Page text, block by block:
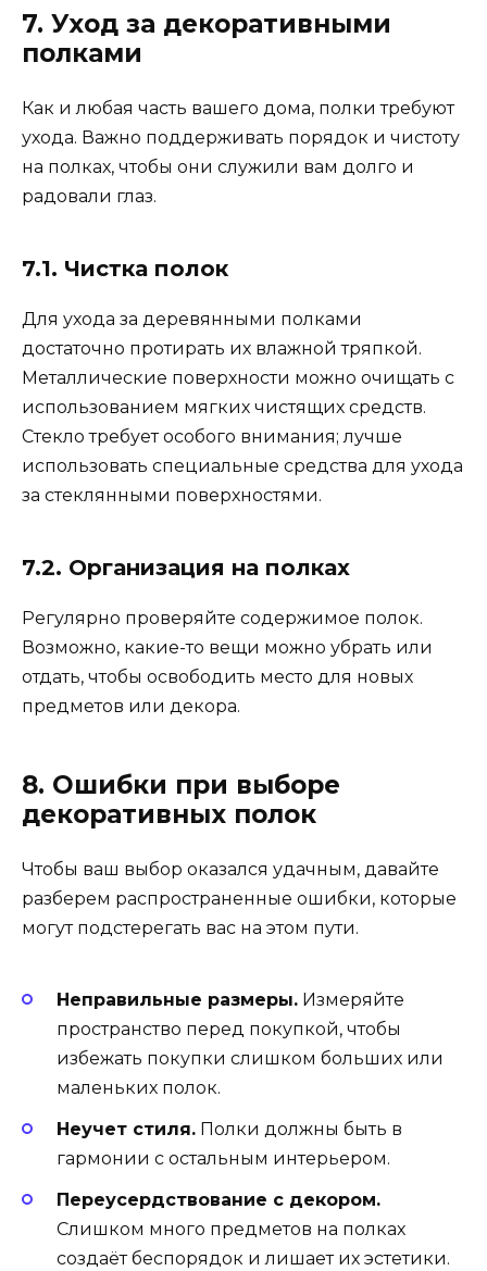
7. Уход за декоративными
полками
Как и любая часть вашего дома, полки требуют
ухода. Важно поддерживать порядок и чистоту
на полках, чтобы они служили вам долго и
радовали глаз.
7.1. Чистка полок
Для ухода за деревянными полками
достаточно протирать их влажной тряпкой.
Металлические поверхности можно очищать с
использованием мягких чистящих средств.
Стекло требует особого внимания; лучше
использовать специальные средства для ухода
за стеклянными поверхностями.
7.2. Организация на полках
Регулярно проверяйте содержимое полок.
Возможно, какие-то вещи можно убрать или
отдать, чтобы освободить место для новых
предметов или декора.
8. Ошибки при выборе
декоративных полок
Чтобы ваш выбор оказался удачным, давайте
разберем распространенные ошибки, которые
могут подстерегать вас на этом пути.
Неправильные размеры. Измеряйте
пространство перед покупкой, чтобы
избежать покупки слишком больших или
маленьких полок.
Неучет стиля. Полки должны быть в
гармонии с остальным интерьером.
Переусердствование с декором.
Слишком много предметов на полках
создаёт беспорядок и лишает их эстетики.